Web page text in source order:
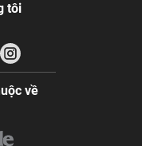
tôi
về